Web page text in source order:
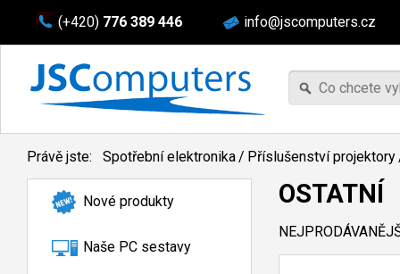
(+420) 776 389 446 info@jscomputers.cz
Právě jste: Spotřební elektronika/ Příslušenství projektory
Nové produkty
Naše PC sestavy
OSTATNÍ